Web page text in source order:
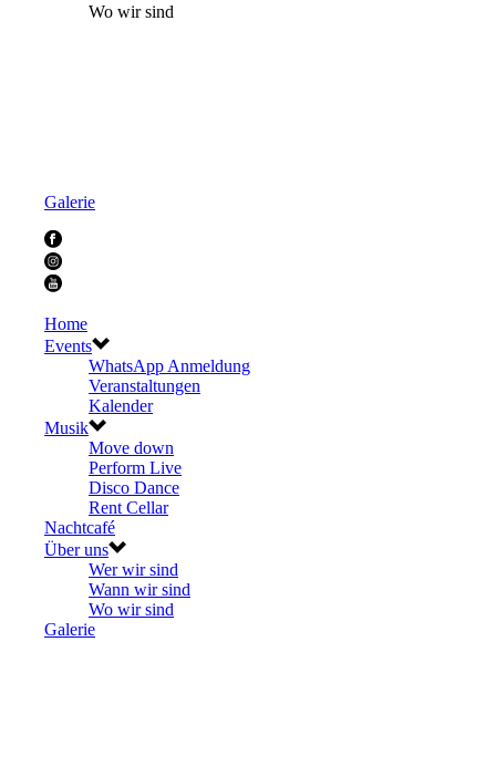
Wo wir sind
Galerie
Home
Events
WhatsApp Anmeldung
Veranstaltungen
Kalender
Musik
Move down
Perform Live
Disco Dance
Rent Cellar
Nachtcafé
Über uns
Wer wir sind
Wann wir sind
Wo wir sind
Galerie